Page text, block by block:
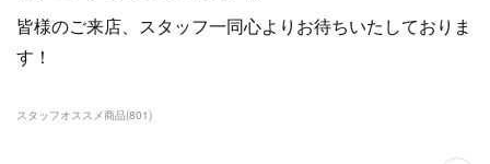
皆様のご来店、スタッフ一同心よりお待ちいたしておりま
す！
スタッフオススメ商品(801)